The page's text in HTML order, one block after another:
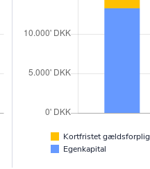
Kortfristet
Egenkapital